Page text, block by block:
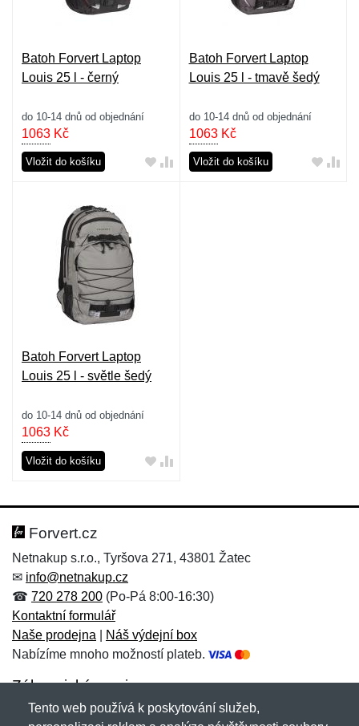
Batoh Forvert Laptop
Louis 25 l - černý
do 10-14 dnů od objednání
1063 Kč
Vložit do košíku
Batoh Forvert Laptop
Louis 25 l - tmavě šedý
do 10-14 dnů od objednání
1063Kč
Vložit do košíku
Batoh Forvert Laptop
Louis 25 l - světle šedý
do 10-14 dnů od objednání
1063 Kč
Vložit do košíku
Forvert.cz
Netnakup s.r.o., Tyršova 271, 43801 Žatec
✉ info@netnakup.cz
☎ 720 278 200 (Po-Pá 8:00-16:30)
Kontaktní formulář
Naše prodejna
Náš výdejní box
Nabízíme mnoho možností plateb.
Zákaznický servis
Novinky emailem
Tento web používá k poskytování služeb,